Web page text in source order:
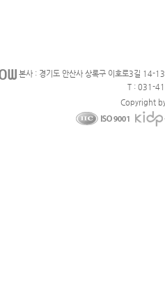
본사 : 경기도 안산사 상록구 이호로3길 14-
T : 031-
Copyright